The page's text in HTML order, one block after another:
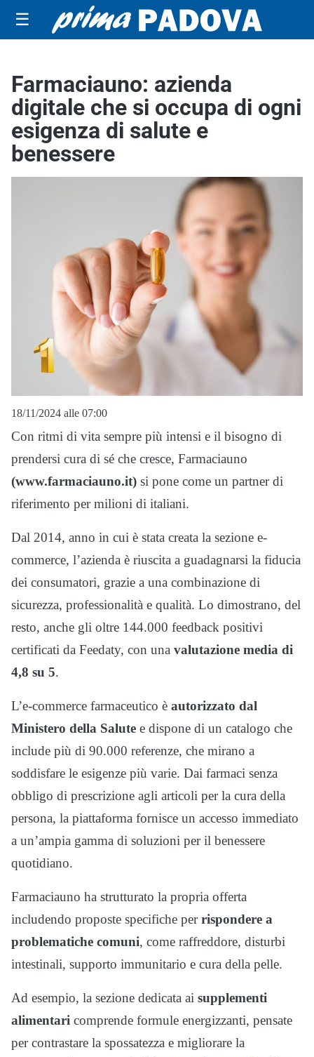
☰
Farmaciauno: azienda
digitale che si occupa di ogni
esigenza di salute e
benessere
18/11/2024 alle 07:00
Con ritmi di vita sempre più intensi e il bisogno di
prendersi cura di sé che cresce, Farmaciauno
(www.farmaciauno.it) si pone come un partner di
riferimento per milioni di italiani.
Dal 2014, anno in cui è stata creata la sezione e-
commerce, l’azienda è riuscita a guadagnarsi la fiducia
dei consumatori, grazie a una combinazione di
sicurezza, professionalità e qualità. Lo dimostrano, del
resto, anche gli oltre 144.000 feedback positivi
certificati da Feedaty, con una valutazione media di
4,8 su 5.
L’e-commerce farmaceutico è autorizzato dal
Ministero della Salute e dispone di un catalogo che
include più di 90.000 referenze, che mirano a
soddisfare le esigenze più varie. Dai farmaci senza
obbligo di prescrizione agli articoli per la cura della
persona, la piattaforma fornisce un accesso immediato
a un’ampia gamma di soluzioni per il benessere
quotidiano.
Farmaciauno ha strutturato la propria offerta
includendo proposte specifiche perrispondere a
problematiche comuni, come raffreddore, disturbi
intestinali, supporto immunitario e cura della pelle.
Ad esempio, la sezione dedicata ai supplementi
alimentari comprende formule energizzanti, pensate
per contrastare la spossatezza e migliorare la